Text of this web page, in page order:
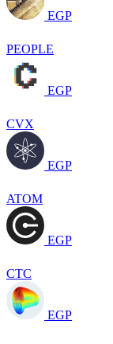
EGP
PEOPLE
EGP
CVX
EGP
ATOM
EGP
CTC
EGP